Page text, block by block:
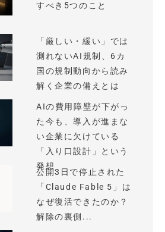
すべき5つのこと
「厳しい・緩い」では
測れないAI規制、6カ
国の規制動向から読み
解く企業の備えとは
AIの費用障壁が下がっ
た今も、導入が進まな
い企業に欠けている
「入り口設計」という
発想
公開3日で停止された
「Claude Fable 5」は
なぜ復活できたのか？
解除の裏側...